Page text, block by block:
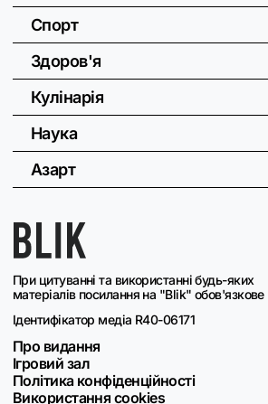
При цитуванні та використанні будь-яких
матеріалів посилання на "Blik" обов'язкове
Ідентифікатор медіа R40-06171
Про видання
Ігровий зал
Політика конфіденційності
Використання cookies
Спорт
Здоров'я
Кулінарія
Наука
Азарт